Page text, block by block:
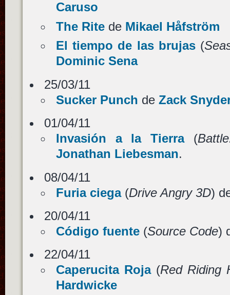
Caruso
The Ritede Mikael Håfström
El tiempo de las brujas(
Dominic Sena
25/03/11
Sucker Punch de Zack
01/04/11
Invasión a la Tierra(
Jonathan Liebesman.
08/04/11
Furia ciega(Drive Angry 3D)
20/04/11
Código fuente(Source Code)
22/04/11
Caperucita Roja(Red Riding
Hardwicke